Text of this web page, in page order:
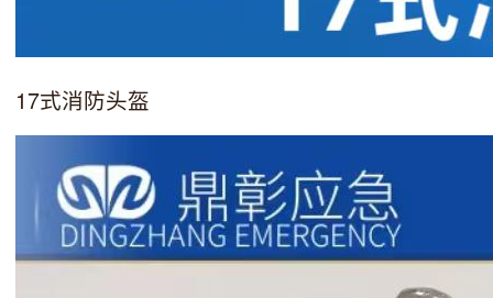
17式消防头盔